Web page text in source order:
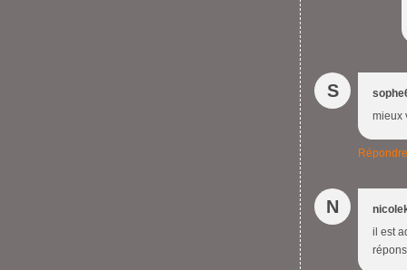
S
mieux
Répondre
N
il est